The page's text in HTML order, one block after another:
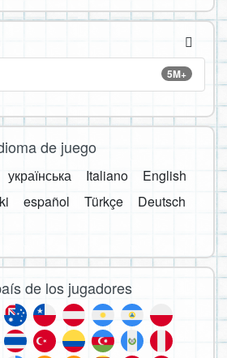
5M+
de juego
українська Italiano
English
español Türkçe
Deutsch
de los jugadores